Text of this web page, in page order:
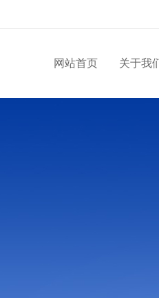
网站首页 关于我